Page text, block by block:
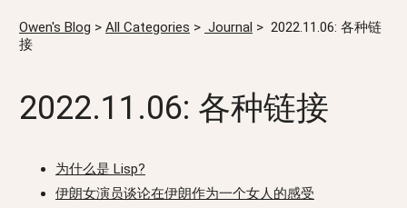
Owen's Blog > All Categories > Journal > 2022.11.06: 各种链
接
2022.11.06: 各种链接
为什么是 Lisp?
伊朗女演员谈论在伊朗作为一个女人的感受